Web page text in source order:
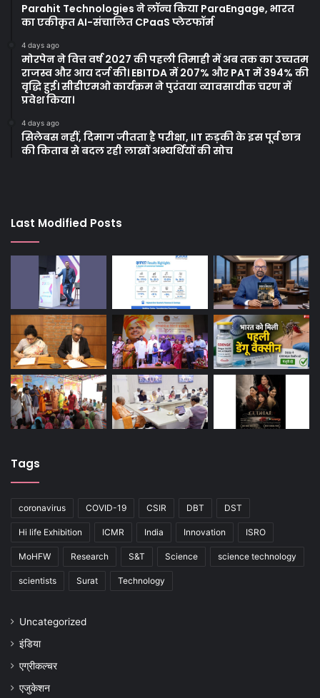
Parahit Technologies ने लॉन्च किया ParaEngage, भारत
का एकीकृत AI-संचालित CPaaS प्लेटफॉर्म
4 days ago
मोरपेन ने वित्त वर्ष 2027 की पहली तिमाही में अब तक का उच्चतम
राजस्व और आय दर्ज की। EBITDA में 207% और PAT में 394% की
वृद्धि हुई। सीडीएमओ कार्यक्रम ने पुरंतया व्यावसायीक चरण में
प्रवेश किया।
4 days ago
सिलेबस नहीं, दिमाग जीतता है परीक्षा, IIT रुड़की के इस पूर्व छात्र
की किताब से बदल रही लाखों अभ्यर्थियों की सोच
Last Modified Posts
Tags
coronavirus COVID-19 CSIR DBT DST
Hi life Exhibition ICMR India Innovation ISRO
MoHFW Research S&T Science science technology
scientists Surat Technology
Uncategorized
इंडिया
एग्रीकल्चर
एजुकेशन